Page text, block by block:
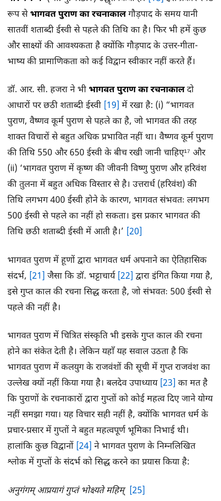
रूप सेभागवत पुराण का रचनाकालगौड़पाद के समय यानी
सातवीं शताब्दी ईस्वी से पहले की तिथि का है। फिर भी हमें कुछ
और साक्ष्यों की आवश्यकता है क्योंकि गौड़पाद के उत्तर-गीता-
भाष्य की प्रामाणिकता को कई विद्वान स्वीकार नहीं करते हैं।
डॉ. आर. सी. हजरा ने भी भागवत पुराण का रचनाकालदो
आधारों पर छठी शताब्दी ईस्वी [19] में रखा है: (i) “भागवत
पुराण, वैष्णव कूर्म पुराण से पहले का है, जो भागवत की तरह
शाक्त विचारों से बहुत अधिक प्रभावित नहीं था। वैष्णव कूर्म पुराण
की तिथि 550 और 650 ईस्वी के बीच रखी जानी चाहिए¹⁷ और
(ii) ‘भागवत पुराण में कृष्ण की जीवनी विष्णु पुराण और हरिवंश
की तुलना में बहुत अधिक विस्तार से है। उत्तरार्ध (हरिवंश) की
तिथि लगभग 400 ईस्वी होने के कारण, भागवत संभवतः लगभग
500 ईस्वी से पहले का नहीं हो सकता। इस प्रकार भागवत की
तिथि छठी शताब्दी ईस्वी में आती है।’ [20]
भागवत पुराण में हूणों द्वारा भागवत धर्म अपनाने का ऐतिहासिक
संदर्भ, [21] जैसा कि डॉ. भट्टाचार्य [22] द्वारा इंगित किया गया है,
इसे गुप्त काल की रचना सिद्ध करता है, जो संभवतः 500 ईस्वी से
पहले की नहीं है।
भागवत पुराण में चित्रित संस्कृति भी इसके गुप्त काल की रचना
होने का संकेत देती है। लेकिन यहाँ यह सवाल उठता है कि
भागवत पुराण में कलयुग के राजवंशों की सूची में गुप्त राजवंश का
उल्लेख क्यों नहीं किया गया है। बलदेव उपाध्याय [23] का मत है
कि पुराणों के रचनाकारों द्वारा गुप्तों को कोई महत्व दिए जाने योग्य
नहीं समझा गया। यह विचार सही नहीं है, क्योंकि भागवत धर्म के
प्रचार-प्रसार में गुप्तों ने बहुत महत्वपूर्ण भूमिका निभाई थी।
हालांकि कुछ विद्वानों [24] ने भागवत पुराण के निम्नलिखित
श्लोक में गुप्तों के संदर्भ को सिद्ध करने का प्रयास किया है:
अनुगंगम्आप्रयागंगुप्तं भोक्ष्यतेमहिम् [25]